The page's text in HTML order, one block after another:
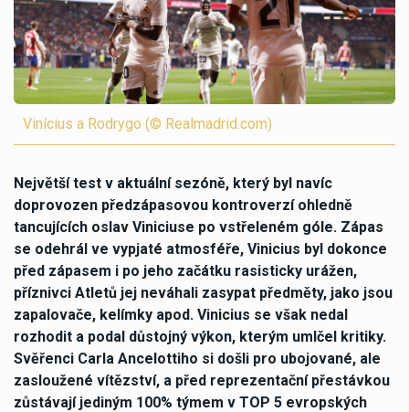
Vinícius a Rodrygo (© Realmadrid.com)
Největší test v aktuální sezóně, který byl navíc
doprovozen předzápasovou kontroverzí ohledně
tancujících oslav Viniciuse po vstřeleném góle. Zápas
se odehrál ve vypjaté atmosféře, Vinicius byl dokonce
před zápasem i po jeho začátku rasisticky urážen,
příznivci Atletů jej neváhali zasypat předměty, jako jsou
zapalovače, kelímky apod. Vinicius se však nedal
rozhodit a podal důstojný výkon, kterým umlčel kritiky.
Svěřenci Carla Ancelottiho si došli pro ubojované, ale
zasloužené vítězství, a před reprezentační přestávkou
zůstávají jediným 100% týmem v TOP 5 evropských